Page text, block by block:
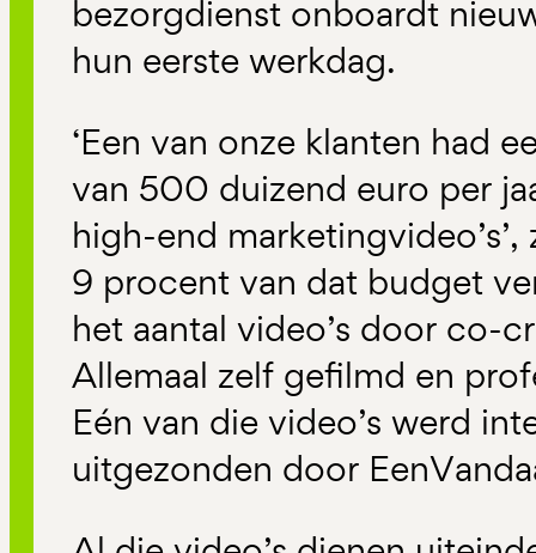
bezorgdienst onboardt
hun eerste werkdag.
‘Een van onze klanten had
van 500 duizend euro per
high-end marketingvideo’s’,
9 procent van dat budget
het aantal video’s door co-
Allemaal zelf gefilmd en
Eén van die video’s werd
uitgezonden door